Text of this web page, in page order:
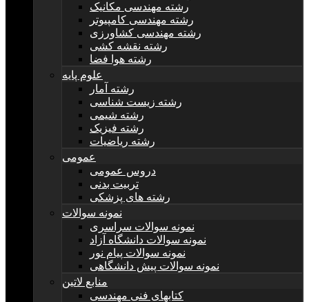
رشته مهندسی مکانیک
رشته مهندسی کامپیوتر
رشته مهندسی کشاورزی
رشته نقشه کشی
رشته هوا فضا
علوم پایه
رشته آمار
رشته زیست شناسی
رشته شیمی
رشته فیزیک
رشته ریاضیات
عمومی
دروس عمومی
تربیت بدنی
رشته های پزشکی
نمونه سوالات
نمونه سوالات سراسری
نمونه سوالات دانشگاه آزاد
نمونه سوالات پیام نور
نمونه سوالات پیش دانشگاهی
منابع لاتین
کتابهای فنی مهندسی